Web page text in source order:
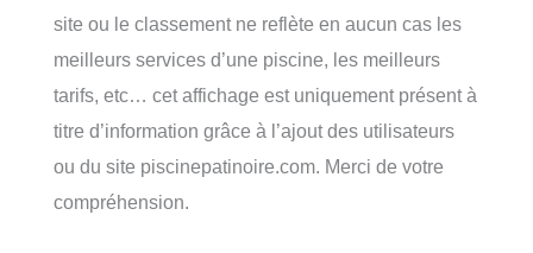
site ou le classement ne reflète en aucun cas les
meilleurs services d’une piscine, les meilleurs
tarifs, etc… cet affichage est uniquement présent à
titre d’information grâce à l’ajout des utilisateurs
ou du site piscinepatinoire.com. Merci de votre
compréhension.